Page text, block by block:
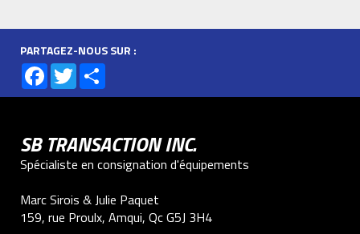
PARTAGEZ-NOUS SUR :
Facebook
Twitter
SB TRANSACTION INC.
Spécialiste en consignation d'équipements
Marc Sirois & Julie Paquet
159, rue Proulx, Amqui, Qc G5J 3H4